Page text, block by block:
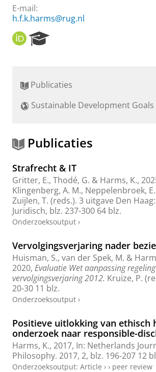
E-mail:
h.f.k.harms@rug.nl
O
R
r
h
r
t
l
Publicaties
Sustainable Development Goals
Publicaties
Strafrecht & IT
Gritter, E., Thodé, G. & Harms, K.,
Klingenberg, A. M., Neppelenbroek,
Zuijlen, T. (reds.). 3 uitgave Den Haag:
Juridisch, blz. 237-300 64 blz.
Onderzoeksoutput ›
Vervolgingsverjaring nader
Huisman, S., van der Spek, M. &
2020, Evaluatie Wet aanpassing regeling
vervolgingsverjaring 2012. Kruize, P.
20-30 11 blz.
Onderzoeksoutput ›
Positieve uitlokking van ethisch
onderzoek naar responsible-
Harms, K., 2017, In: Netherlands
Philosophy. 2017, 2, blz. 196-207 12
Onderzoeksoutput: Article › › peer review